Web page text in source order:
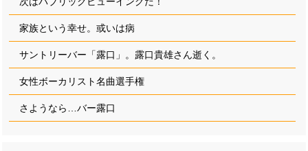
家族という幸せ。或いは病
サントリーバー「露口」。露口貴雄さん逝く。
女性ボーカリスト名曲選手権
さようなら…バー露口